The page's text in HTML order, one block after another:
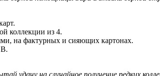
коллекции из 4.
на фактурных и сияющих картонах.
удачу на случайное получение редких